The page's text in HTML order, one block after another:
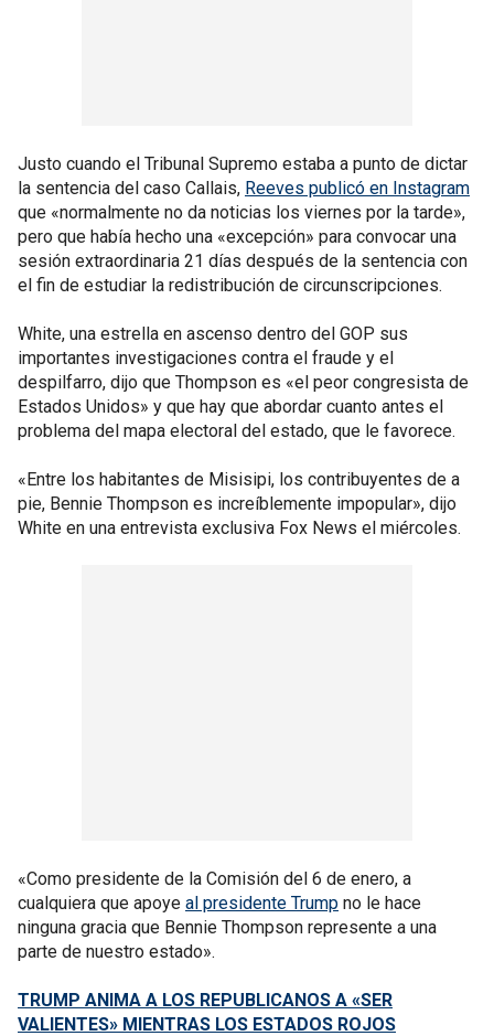
Justo cuando el Tribunal Supremo estaba a punto de dictar
la sentencia del caso Callais, Reeves publicó en Instagram
que «normalmente no da noticias los viernes por la tarde»,
pero que había hecho una «excepción» para convocar una
sesión extraordinaria 21 días después de la sentencia con
el fin de estudiar la redistribución de circunscripciones.
White, una estrella en ascenso dentro del GOP sus
importantes investigaciones contra el fraude y el
despilfarro, dijo que Thompson es «el peor congresista de
Estados Unidos» y que hay que abordar cuanto antes el
problema del mapa electoral del estado, que le favorece.
«Entre los habitantes de Misisipi, los contribuyentes de a
pie, Bennie Thompson es increíblemente impopular», dijo
White en una entrevista exclusiva Fox News el miércoles.
«Como presidente de la Comisión del 6 de enero, a
cualquiera que apoye al presidente Trump no le hace
ninguna gracia que Bennie Thompson represente a una
parte de nuestro estado».
TRUMP ANIMA A LOS REPUBLICANOS A «SER
VALIENTES» MIENTRAS LOS ESTADOS ROJOS